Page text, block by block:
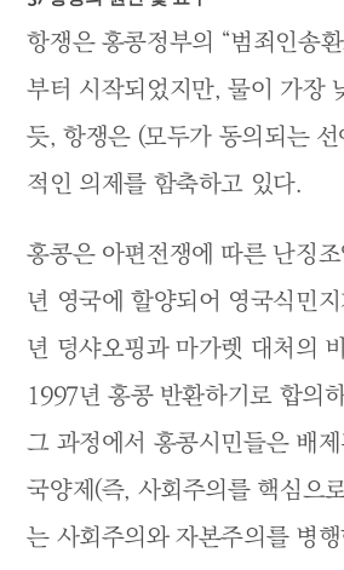
항쟁은 홍콩정부의 “범죄인송
부터 시작되었지만, 물이 가장
듯, 항쟁은 (모두가 동의되는
적인 의제를 함축하고 있다.
홍콩은 아편전쟁에 따른 난징
년 영국에 할양되어 영국식민
년 덩샤오핑과 마가렛 대처의
1997년 홍콩 반환하기로 합의
그 과정에서 홍콩시민들은 배
국양제(즉, 사회주의를 핵심으
는 사회주의와 자본주의를 병